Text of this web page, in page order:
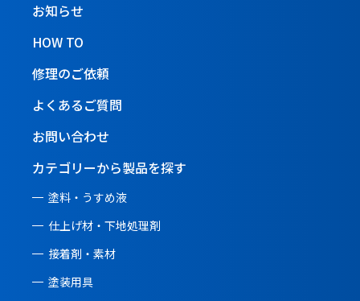
お知らせ
HOW TO
修理のご依頼
よくあるご質問
お問い合わせ
カテゴリーから製品を探す
塗料・うすめ液
仕上げ材・下地処理剤
接着剤・素材
塗装用具